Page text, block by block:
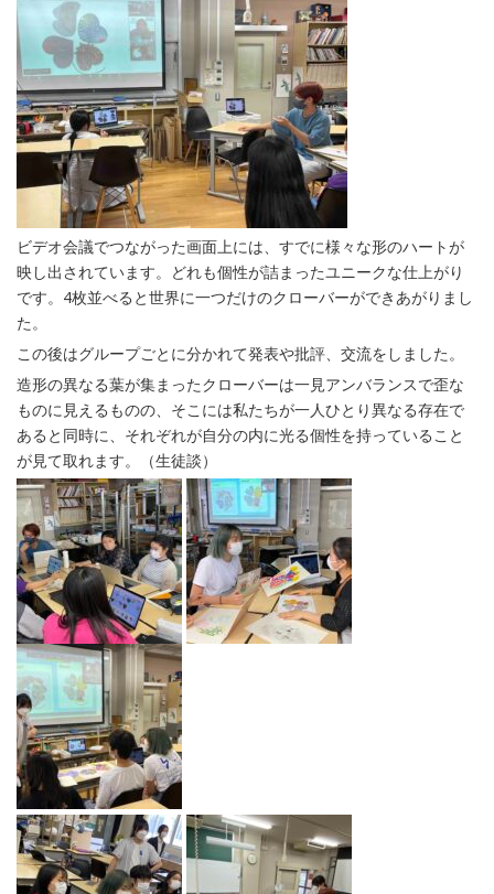
ビデオ会議でつながった画面上には、すでに様々な形のハートが
映し出されています。どれも個性が詰まったユニークな仕上がり
です。4枚並べると世界に一つだけのクローバーができあがりまし
た。
この後はグループごとに分かれて発表や批評、交流をしました。
造形の異なる葉が集まったクローバーは一見アンバランスで歪な
ものに見えるものの、そこには私たちが一人ひとり異なる存在で
あると同時に、それぞれが自分の内に光る個性を持っていること
が見て取れます。（生徒談）